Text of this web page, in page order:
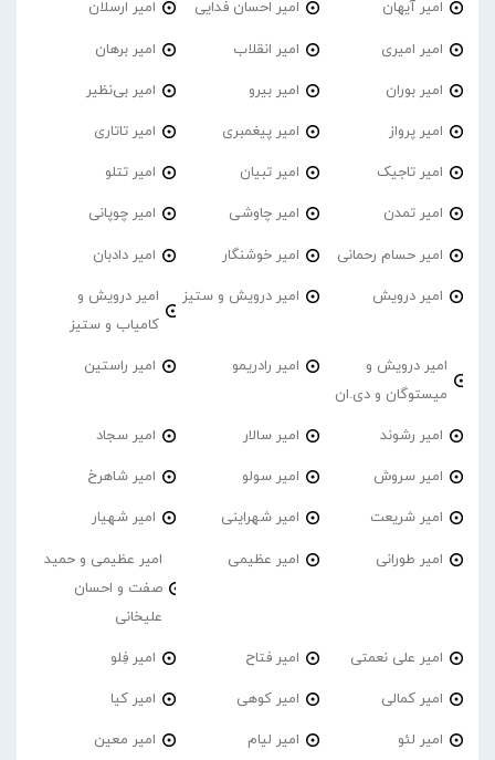
امیر آیهان امیر احسان فدایی امیر ارسلان
امیر امیری امیر انقلاب امیر برهان
امیر‌ بوران امیر بیرو امیر بی‌نظیر
امیر پرواز امیر پیغمبری امیر تاتاری
امیر تاجیک امیر تبیان امیر تتلو
امیر تمدن امیر چاوشی امیر چوپانی
امیر حسام رحمانی امیر خوشنگار امیر دادبان
امیر درویش امیر درویش و ستیز
امیر درویش و
کامیاب و ستیز
امیر درویش و
میستوگان و دی.ان
امیر رادریمو امیر راستین
امیر رشوند امیر سالار امیر سجاد
امیر سروش امیر سولو امیر شاهرخ
امیر شریعت امیر شهراینی امیر شهیار
امیر طورانی امیر عظیمی
امیر عظیمی و حمید
صفت و احسان
علیخانی
امیر علی نعمتی امیر فتاح امیر فِلو
امیر کمالی امیر کوهی امیر کیا
امیر لئو امیر لیام امیر معین